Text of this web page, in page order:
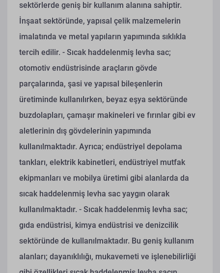
sektörlerde geniş bir kullanım alanına sahiptir.
İnşaat sektöründe, yapısal çelik malzemelerin
imalatında ve metal yapıların yapımında sıklıkla
tercih edilir. - Sıcak haddelenmiş levha sac;
otomotiv endüstrisinde araçların gövde
parçalarında, şasi ve yapısal bileşenlerin
üretiminde kullanılırken, beyaz eşya sektöründe
buzdolapları, çamaşır makineleri ve fırınlar gibi ev
aletlerinin dış gövdelerinin yapımında
kullanılmaktadır. Ayrıca; endüstriyel depolama
tankları, elektrik kabinetleri, endüstriyel mutfak
ekipmanları ve mobilya üretimi gibi alanlarda da
sıcak haddelenmiş levha sac yaygın olarak
kullanılmaktadır. - Sıcak haddelenmiş levha sac;
gıda endüstrisi, kimya endüstrisi ve denizcilik
sektöründe de kullanılmaktadır. Bu geniş kullanım
alanları; dayanıklılığı, mukavemeti ve işlenebilirliği